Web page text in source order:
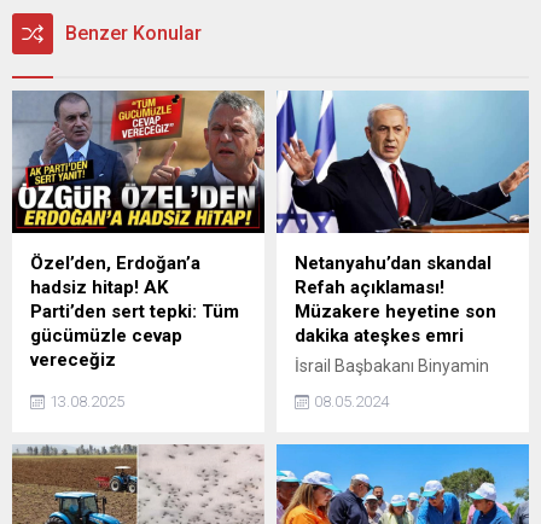
Benzer Konular
Özel’den, Erdoğan’a
hadsiz hitap! AK
Parti’den sert tepki: Tüm
gücümüzle cevap
vereceğiz
Sözcüsü Ömer Çelik,
"Lan" diyerek hitap eden
CHP Genel Başkanı Özgür
Özel'e çok sert tepki
13.08.2025
Netanyahu’dan skandal
Refah açıklaması!
Müzakere heyetine son
dakika ateşkes emri
İsrail Başbakanı Binyamin
ateşkes müzakereleri için
şartları konusunda talimat
verdiğini açıkladı.
08.05.2024